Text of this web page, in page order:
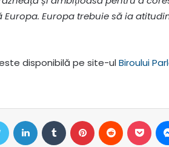
Europa trebuie să ia
disponibilă pe site-ulBiroului
Stare de nervozitateLinkedIn Tumblr Pinterest Reddit